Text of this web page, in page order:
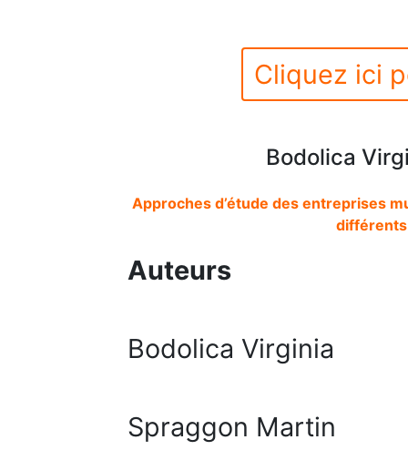
Cliquez ici
Bodolica
Approches d’étude des entreprises
Auteurs
Bodolica Virginia
Spraggon Martin